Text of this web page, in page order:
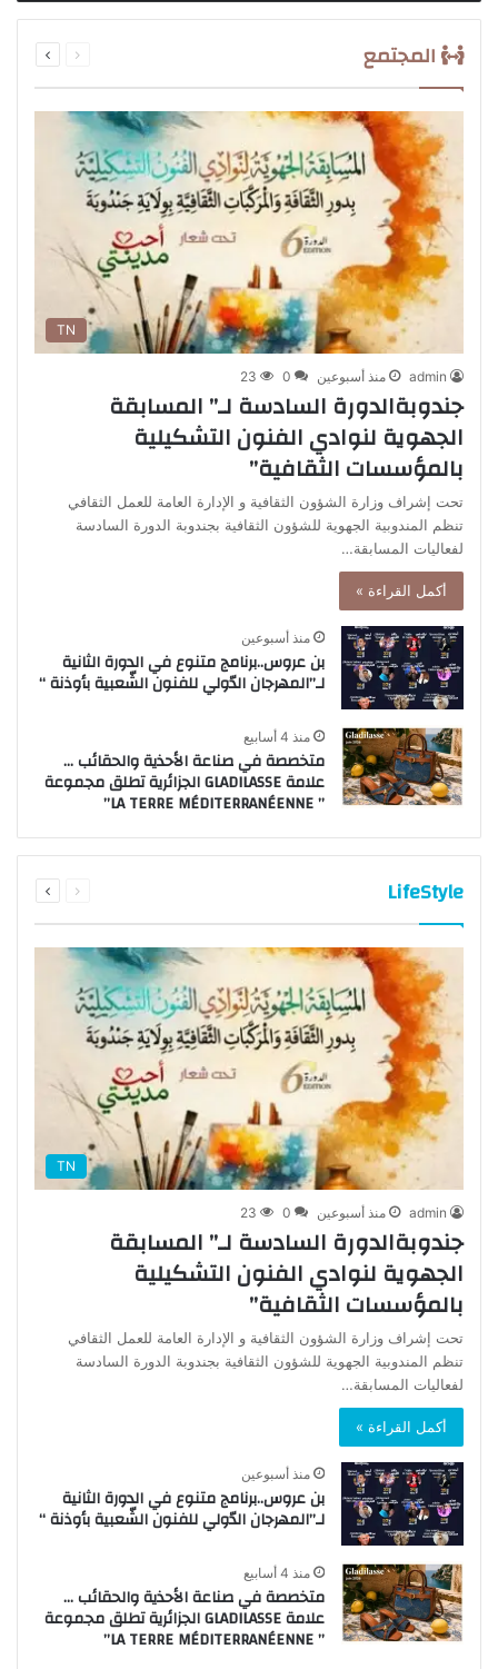
المجتمع
الصفحة
TN
admin منذ أسبوعين 0
23
جندوبةالدورة السادسة لـ” المسابقة
الجهوية لنوادي الفنون التشكيلية
بالمؤسسات الثقافية”
تحت إشراف وزارة الشؤون الثقافية و الإدارة العامة للعمل الثقافي
تنظم المندوبية الجهوية للشؤون الثقافية بجندوبة الدورة السادسة
لفعاليات المسابقة…
أكمل القراءة »
منذ أسبوعين
بن عروس..برنامج متنوع في الدورة الثانية
لـ”المهرجان الدّولي للفنون الشّعبية بأوذنة “
منذ 4 أسابيع
متخصصة في صناعة الأحذية والحقائب …
علامة GLADILASSE الجزائرية تطلق مجموعة
” LA TERRE MÉDITERRANÉENNE”
LifeStyle
الصفحة
TN
admin منذ أسبوعين 0
23
جندوبةالدورة السادسة لـ” المسابقة
الجهوية لنوادي الفنون التشكيلية
بالمؤسسات الثقافية”
تحت إشراف وزارة الشؤون الثقافية و الإدارة العامة للعمل الثقافي
تنظم المندوبية الجهوية للشؤون الثقافية بجندوبة الدورة السادسة
لفعاليات المسابقة…
أكمل القراءة »
منذ أسبوعين
بن عروس..برنامج متنوع في الدورة الثانية
لـ”المهرجان الدّولي للفنون الشّعبية بأوذنة “
منذ 4 أسابيع
متخصصة في صناعة الأحذية والحقائب …
علامة GLADILASSE الجزائرية تطلق مجموعة
” LA TERRE MÉDITERRANÉENNE”